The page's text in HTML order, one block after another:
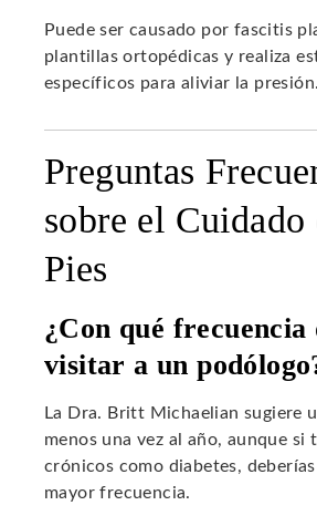
Puede ser causado por fascitis
plantillas ortopédicas y realiza
específicos para aliviar la presión.
Preguntas
sobre el Cuidado
Pies
¿Con qué frecuencia
visitar a un
La Dra. Britt Michaelian sugiere
menos una vez al año, aunque si
crónicos como diabetes,
mayor frecuencia.